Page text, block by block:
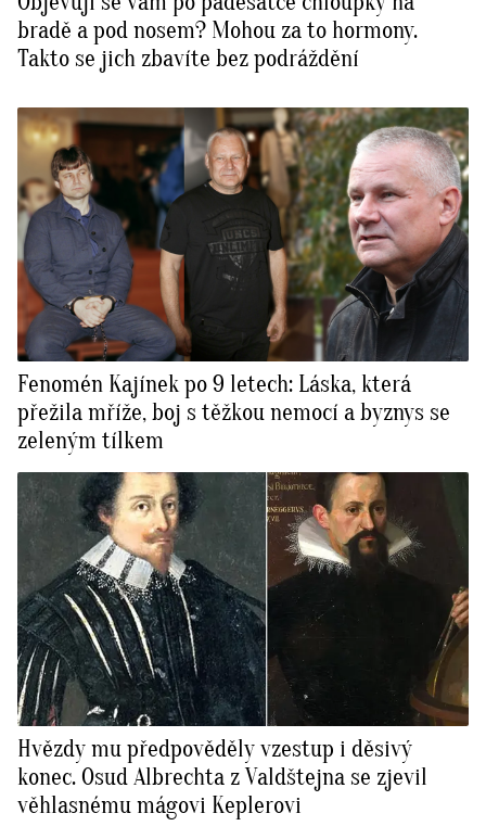
bradě a pod nosem? Mohou za to hormony.
Takto se jich zbavíte bez podráždění
Fenomén Kajínek po 9 letech: Láska, která
přežila mříže, boj s těžkou nemocí a byznys se
zeleným tílkem
Hvězdy mu předpověděly vzestup i děsivý
konec. Osud Albrechta z Valdštejna se zjevil
věhlasnému mágovi Keplerovi